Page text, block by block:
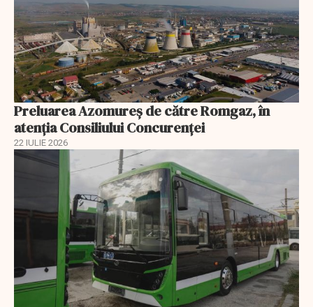
Preluarea Azomureş de către Romgaz, în
atenţia Consiliului Concurenţei
22 IULIE 2026